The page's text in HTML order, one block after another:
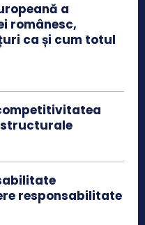
a
românesc,
ca și cum totul
responsabilitate